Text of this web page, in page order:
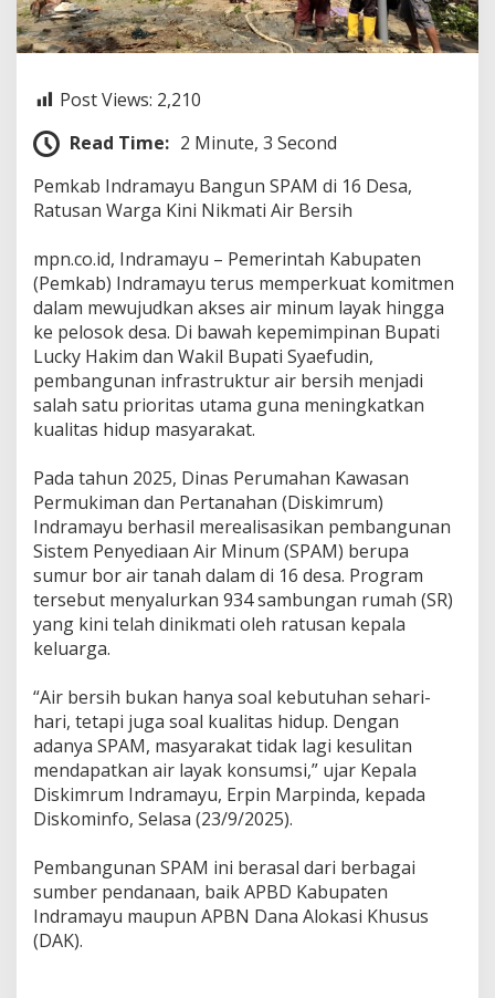
n
S
P
1
D
e
a
,
R
a
t
u
s
a
n
W
r
g
a
K
i
n
i
N
i
a
t
i
A
i
r
B
e
s
i
h
Post Views: 2,210
Read Time: 2 Minute, 3 Second
Pemkab Indramayu Bangun SPAM di 16 Desa,
Ratusan Warga Kini Nikmati Air Bersih
‎mpn.co.id, Indramayu – Pemerintah Kabupaten
(Pemkab) Indramayu terus memperkuat komitmen
dalam mewujudkan akses air minum layak hingga
ke pelosok desa. Di bawah kepemimpinan Bupati
Lucky Hakim dan Wakil Bupati Syaefudin,
pembangunan infrastruktur air bersih menjadi
salah satu prioritas utama guna meningkatkan
kualitas hidup masyarakat.
‎Pada tahun 2025, Dinas Perumahan Kawasan
Permukiman dan Pertanahan (Diskimrum)
Indramayu berhasil merealisasikan pembangunan
Sistem Penyediaan Air Minum (SPAM) berupa
sumur bor air tanah dalam di 16 desa. Program
tersebut menyalurkan 934 sambungan rumah (SR)
yang kini telah dinikmati oleh ratusan kepala
keluarga.
‎“Air bersih bukan hanya soal kebutuhan sehari-
hari, tetapi juga soal kualitas hidup. Dengan
adanya SPAM, masyarakat tidak lagi kesulitan
mendapatkan air layak konsumsi,” ujar Kepala
Diskimrum Indramayu, Erpin Marpinda, kepada
Diskominfo, Selasa (23/9/2025).
‎Pembangunan SPAM ini berasal dari berbagai
sumber pendanaan, baik APBD Kabupaten
Indramayu maupun APBN Dana Alokasi Khusus
(DAK).